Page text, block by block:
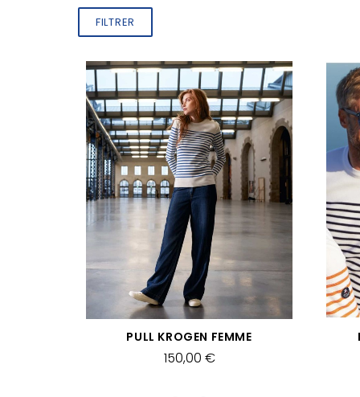
FILTRER
APERÇU RAPIDE
PULL KROGEN FEMME
150,00 €